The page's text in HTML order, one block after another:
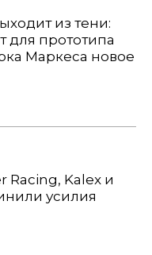
из тени:
для прототипа
Маркеса новое
Racing, Kalex и
усилия